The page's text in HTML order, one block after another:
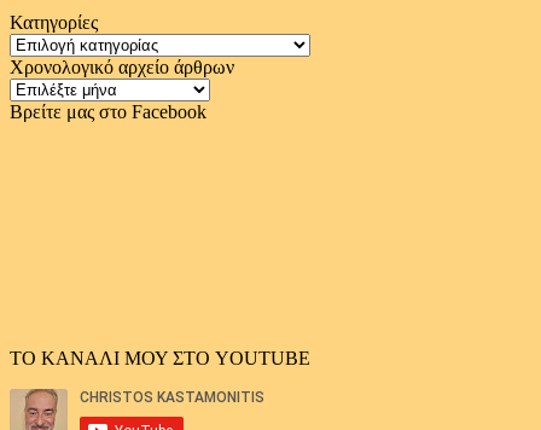
Κατηγορίες
Κατηγορίες
Χρονολογικό αρχείο άρθρων
Χρονολογικό
αρχείο
Βρείτε μας στο Facebook
ΤΟ ΚΑΝΑΛΙ ΜΟΥ ΣΤΟ YOUTUBE